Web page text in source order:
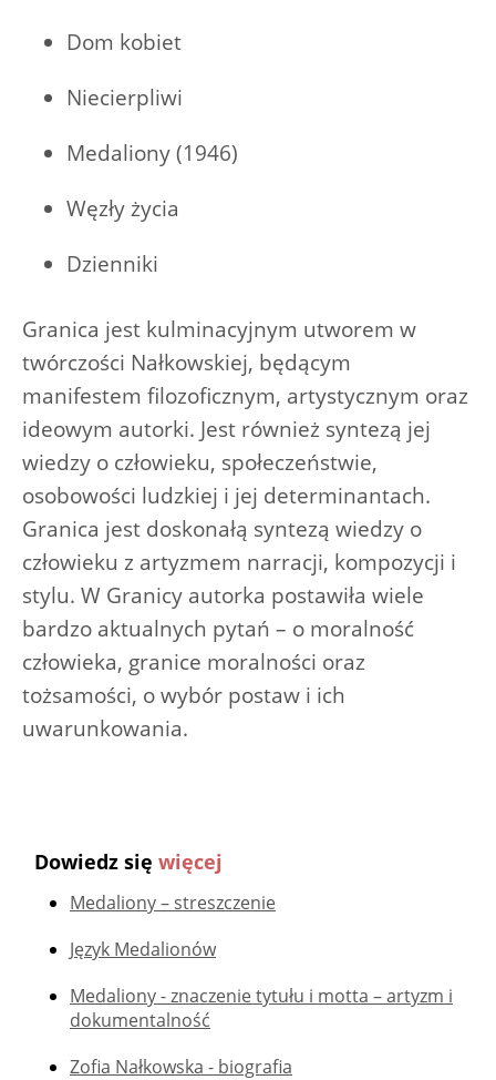
Dom kobiet
Niecierpliwi
Medaliony (1946)
Węzły życia
Dzienniki
Granica jest kulminacyjnym utworem w
twórczości Nałkowskiej, będącym
manifestem filozoficznym, artystycznym oraz
ideowym autorki. Jest również syntezą jej
wiedzy o człowieku, społeczeństwie,
osobowości ludzkiej i jej determinantach.
Granica jest doskonałą syntezą wiedzy o
człowieku z artyzmem narracji, kompozycji i
stylu. W Granicy autorka postawiła wiele
bardzo aktualnych pytań – o moralność
człowieka, granice moralności oraz
tożsamości, o wybór postaw i ich
uwarunkowania.
Dowiedz się więcej
Medaliony – streszczenie
Język Medalionów
Medaliony - znaczenie tytułu i motta – artyzm i
dokumentalność
Zofia Nałkowska - biografia